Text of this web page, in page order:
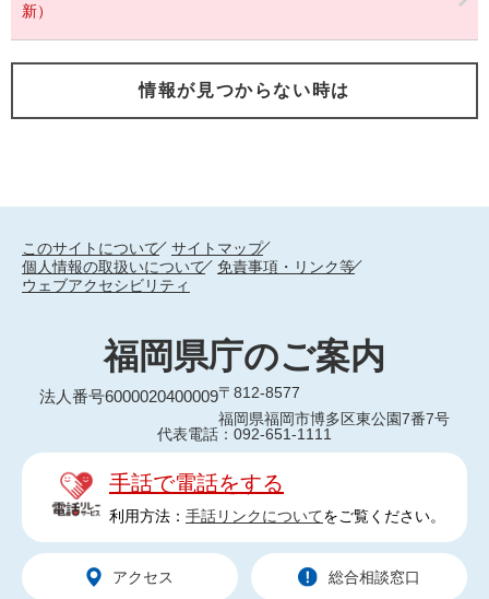
新）
情報が見つからない時は
このサイトについて
サイトマップ
個人情報の取扱いについて
免責事項・リンク等
ウェブアクセシビリティ
福岡県庁のご案内
法人番号6000020400009〒812-8577
福岡県福岡市博多区東公園7番7号
代表電話：092-651-1111
手話で電話をする
利用方法： 手話リンクについてをご覧ください。
アクセス 総合相談窓口